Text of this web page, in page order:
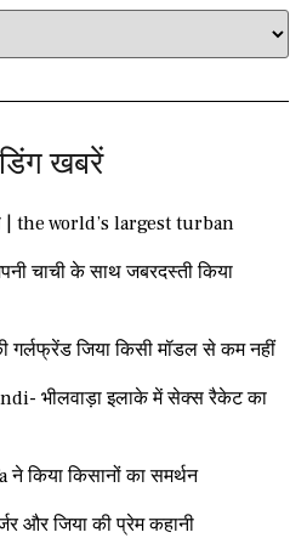
खबरें
| the world’s largest turban
चाची के साथ जबरदस्ती किया
जिया किसी मॉडल से कम नहीं
भीलवाड़ा इलाके में सेक्स रैकेट का
किया किसानों का समर्थन
और जिया की प्रेम कहानी